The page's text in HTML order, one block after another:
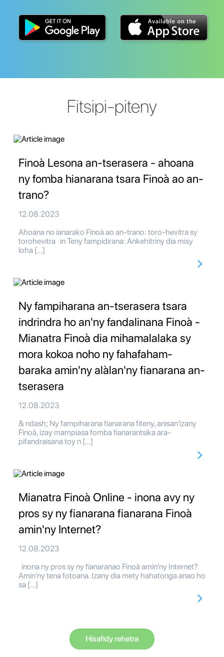
Fitsipi-piteny
Finoà Lesona an-tserasera - ahoana
ny fomba hianarana tsara Finoà ao an-
trano?
12.08.2023
Ahoana no ianarako Finoà ao an-trano: toro-hevitra sy
torohevitra in Teny fampidirana: Ankehitriny dia misy
loha […]
Ny fampiharana an-tserasera tsara
indrindra ho an'ny fandalinana Finoà -
Mianatra Finoà dia mihamalalaka sy
mora kokoa noho ny fahafaham-
baraka amin'ny alàlan'ny fianarana an-
tserasera
12.08.2023
& ndash; Ny fampiharana fianarana fiteny, anisan'izany
Finoà, izay mampiasa fomba fianarantsika ara-
pifandraisana toy n […]
Mianatra Finoà Online - inona avy ny
pros sy ny fianarana fianarana Finoà
amin'ny Internet?
12.08.2023
inona ny pros sy ny fianaranao Finoà amin'ny Internet?
Amin'ny tena fotoana. Izany dia mety hahatonga anao ho
sa […]
Hisafidy rehetra